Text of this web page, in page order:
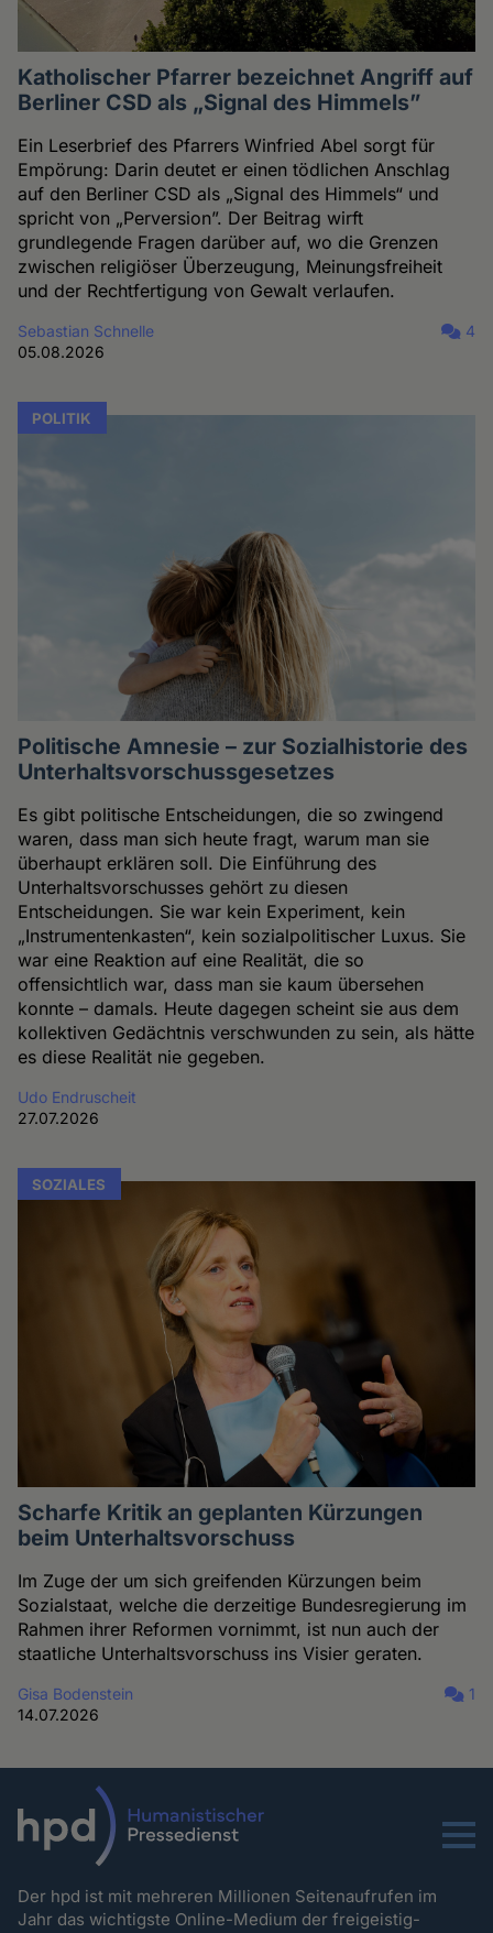
Katholischer Pfarrer bezeichnet Angriff auf
Berliner CSD als „Signal des Himmels”
Ein Leserbrief des Pfarrers Winfried Abel sorgt für
Empörung: Darin deutet er einen tödlichen Anschlag
auf den Berliner CSD als „Signal des Himmels“ und
spricht von „Perversion”. Der Beitrag wirft
grundlegende Fragen darüber auf, wo die Grenzen
zwischen religiöser Überzeugung, Meinungsfreiheit
und der Rechtfertigung von Gewalt verlaufen.
Sebastian Schnelle
05.08.2026
4
POLITIK
Politische Amnesie – zur Sozialhistorie des
Unterhaltsvorschussgesetzes
Es gibt politische Entscheidungen, die so zwingend
waren, dass man sich heute fragt, warum man sie
überhaupt erklären soll. Die Einführung des
Unterhaltsvorschusses gehört zu diesen
Entscheidungen. Sie war kein Experiment, kein
„Instrumentenkasten“, kein sozialpolitischer Luxus. Sie
war eine Reaktion auf eine Realität, die so
offensichtlich war, dass man sie kaum übersehen
konnte – damals. Heute dagegen scheint sie aus dem
kollektiven Gedächtnis verschwunden zu sein, als hätte
es diese Realität nie gegeben.
Udo Endruscheit
27.07.2026
SOZIALES
Scharfe Kritik an geplanten Kürzungen
beim Unterhaltsvorschuss
Im Zuge der um sich greifenden Kürzungen beim
Sozialstaat, welche die derzeitige Bundesregierung im
Rahmen ihrer Reformen vornimmt, ist nun auch der
staatliche Unterhaltsvorschuss ins Visier geraten.
Gisa Bodenstein
14.07.2026
1
Menu
Der hpd ist mit mehreren Millionen Seitenaufrufen im
Jahr das wichtigste Online-Medium der freigeistig-